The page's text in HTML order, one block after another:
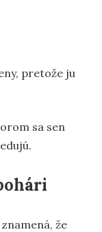
pretože ju
sa sen
že